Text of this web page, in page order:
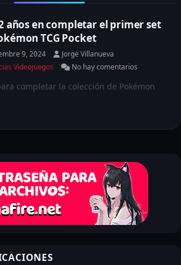
años en completar el primer set
TCG Pocket
9, 2024
Jorge Villanueva
Videojuegos
No hay comentarios
completar la colección de Pokémon